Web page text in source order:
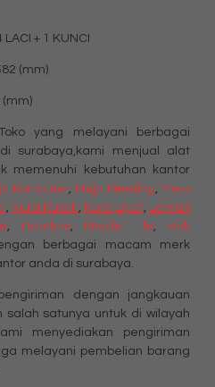
LACI + 1 KUNCI
(mm)
(mm)
Toko yang melayani berbagai
surabaya,kami menjual alat
memenuhi kebutuhan kantor
Komputer, Meja Meeting, Meja
, Kursi Kuliah, Kursi Lipat, Lemari
, Brankas, Mobile File,
Rak
berbagai macam merk
anda di surabaya.
dengan jangkauan
salah satunya untuk di wilayah
menyediakan pengiriman
melayani pembelian barang